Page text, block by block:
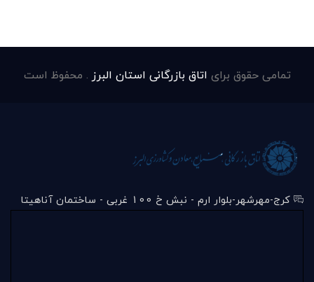
تمامی حقوق برای اتاق بازرگانی استان البرز . محفوظ است
کرج-مهرشهر-بلوار ارم - نبش خ 100 غربی - ساختمان آناهیتا